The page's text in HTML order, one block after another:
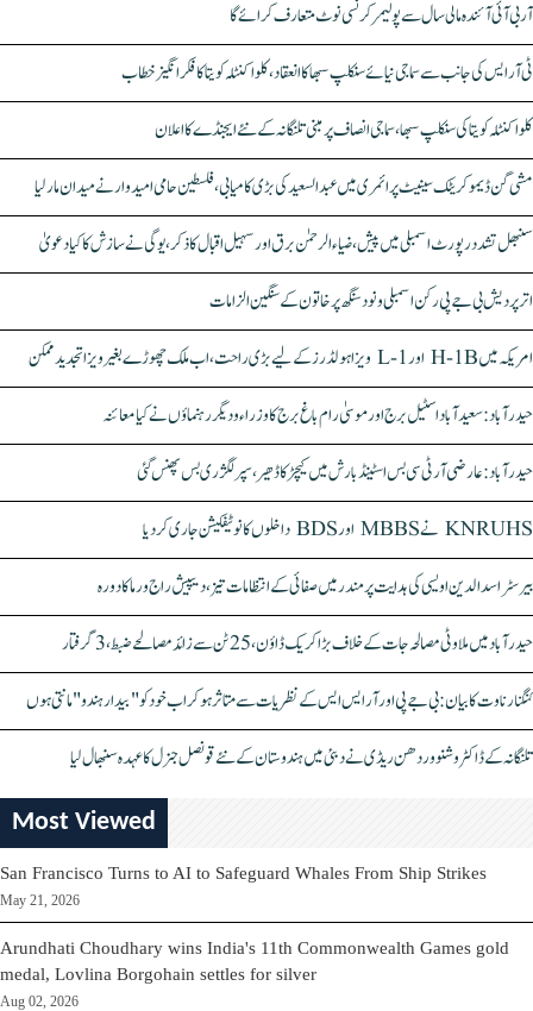
آر بی آئی آئندہ مالی سال سے پولیمر کرنسی نوٹ متعارف کرائے گا
ٹی آر ایس کی جانب سے سماجی نیائے سنکلپ سبھا کا انعقاد، کلواکنٹلہ کویتا کا فکر انگیز خطاب
کلواکنٹلہ کویتا کی سنکلپ سبھا، سماجی انصاف پر مبنی تلنگانہ کے نئے ایجنڈے کا اعلان
مشی گن ڈیموکریٹک سینیٹ پرائمری میں عبدالسعید کی بڑی کامیابی، فلسطین حامی امیدوار نے میدان مار لیا
سنبھل تشدد رپورٹ اسمبلی میں پیش، ضیاء الرحمٰن برق اور سہیل اقبال کا ذکر، یوگی نے سازش کا کیا دعویٰ
اتر پردیش بی جے پی رکن اسمبلی ونود سنگھ پر خاتون کے سنگین الزامات
امریکہ میں H-1B اور L-1 ویزا ہولڈرز کے لیے بڑی راحت، اب ملک چھوڑے بغیر ویزا تجدید ممکن
حیدرآباد: سعیدآباد اسٹیل برج اور موسیٰ رام باغ برج کا وزراء و دیگر رہنماؤں نے کیا معائنہ
حیدرآباد: عارضی آر ٹی سی بس اسٹینڈ بارش میں کیچڑ کا ڈھیر، سپر لگژری بس پھنس گئی
KNRUHS نے MBBS اور BDS داخلوں کا نوٹیفکیشن جاری کر دیا
بیرسٹر اسدالدین اویسی کی ہدایت پر مندر میں صفائی کے انتظامات تیز، دیپیش راج ورما کا دورہ
حیدرآباد میں ملاوٹی مصالحہ جات کے خلاف بڑا کریک ڈاؤن، 25 ٹن سے زائد مصالحے ضبط، 3 گرفتار
کنگنا رناوت کا بیان: بی جے پی اور آر ایس ایس کے نظریات سے متاثر ہو کر اب خود کو "بیدار ہندو" مانتی ہوں
تلنگانہ کے ڈاکٹر وشنو وردھن ریڈی نے دبئی میں ہندوستان کے نئے قونصل جنرل کا عہدہ سنبھال لیا
Most Viewed
San Francisco Turns to AI to Safeguard Whales From Ship Strikes
May 21, 2026
Arundhati Choudhary wins India's 11th Commonwealth Games gold
medal, Lovlina Borgohain settles for silver
Aug 02, 2026